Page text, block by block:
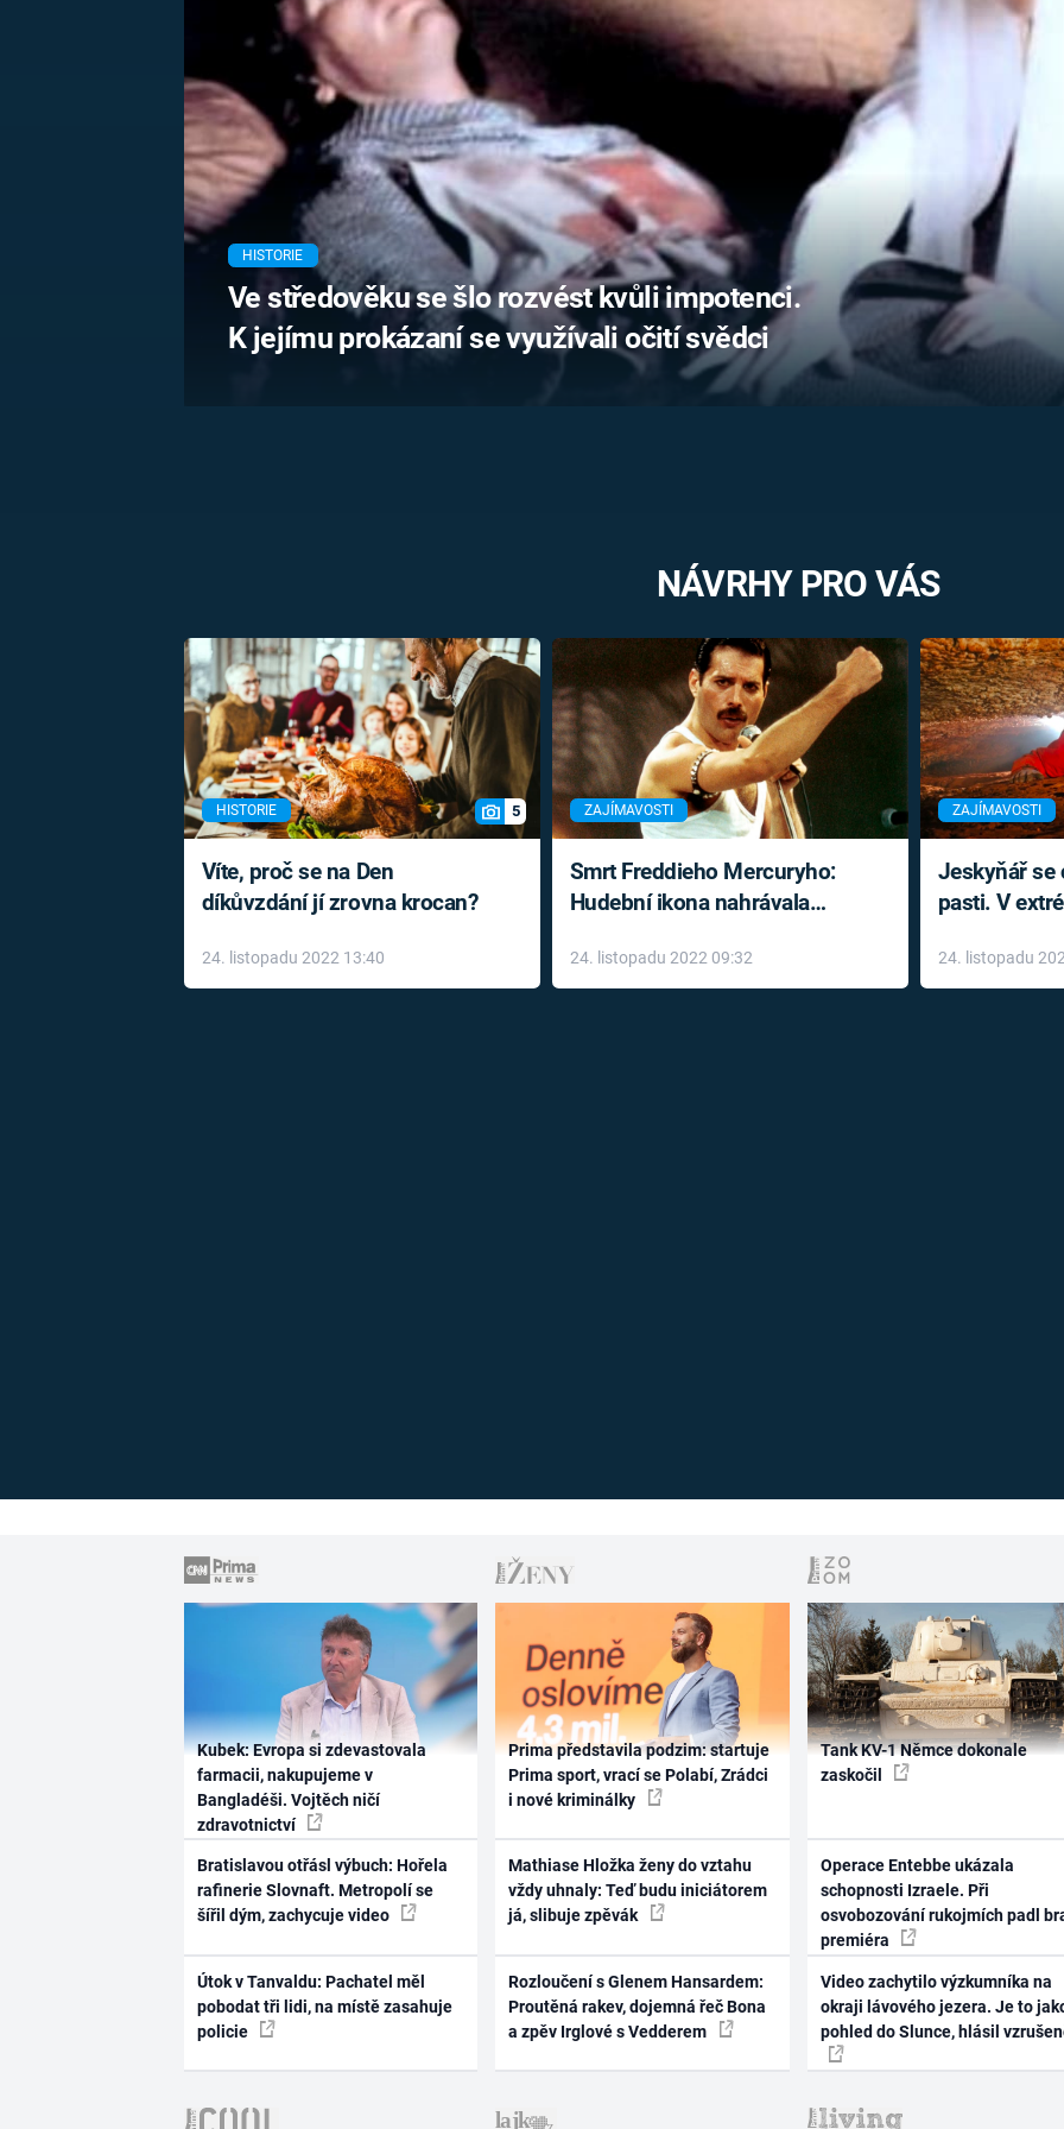
PRVNÍ SVĚTOVÁ
MARIE TEREZIE
BONAPARTE
BRITSKÁ
KRÁLOVSKÁ
RODINA
UFO A
MIMOZEMŠŤANÉ
ALTERNATIVNÍ
HISTORIE
FILMY
REALITA
OPTICKÉ
KLAMY
HISTORIE
Ve středověku se šlo rozvést kvůli impotenci.
K jejímu prokázaní se využívali očití svědci
NÁVRHY PRO VÁS
HISTORIE 5
Víte, proč se na Den
díkůvzdání jí zrovna krocan?
24. listopadu 2022 13:40
ZAJÍMAVOSTI
Smrt Freddieho Mercuryho:
Hudební ikona nahrávala
léky
24. listopadu 2022 09:32
ZAJÍMAVOSTI
Jeskyňář se
pasti. V
24. listopadu
Kubek: Evropa si zdevastovala
farmacii, nakupujeme v
Bangladéši. Vojtěch ničí
zdravotnictví
Bratislavou otřásl výbuch: Hořela
rafinerie Slovnaft. Metropolí se
šířil dým, zachycuje video
Útok v Tanvaldu: Pachatel měl
pobodat tři lidi, na místě zasahuje
policie
Prima představila podzim: startuje
Prima sport, vrací se Polabí, Zrádci
i nové kriminálky
Mathiase Hložka ženy do vztahu
vždy uhnaly: Teď budu iniciátorem
já, slibuje zpěvák
Rozloučení s Glenem Hansardem:
Proutěná rakev, dojemná řeč Bona
a zpěv Irglové s Vedderem
Tank KV-1 Němce dokonale
zaskočil
Operace Entebbe ukázala
schopnosti Izraele. Při
osvobozování rukojmích padl
premiéra
Video zachytilo výzkumníka na
okraji lávového jezera. Je to
pohled do Slunce, hlásil